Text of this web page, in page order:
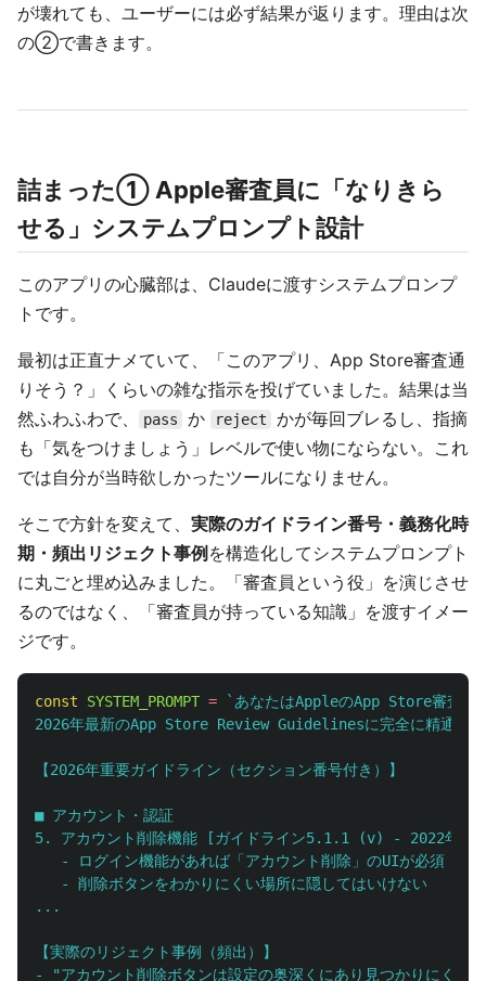
が壊れても、ユーザーには必ず結果が返ります。理由は次
の②で書きます。
詰まった① Apple審査員に「なりきら
せる」システムプロンプト設計
このアプリの心臓部は、Claudeに渡すシステムプロンプ
トです。
最初は正直ナメていて、「このアプリ、App Store審査通
りそう？」くらいの雑な指示を投げていました。結果は当
然ふわふわで、
pass か reject
かが毎回ブレるし、指摘
も「気をつけましょう」レベルで使い物にならない。これ
では自分が当時欲しかったツールになりません。
そこで方針を変えて、 実際のガイドライン番号・義務化時
期・頻出リジェクト事例を構造化してシステムプロンプト
に丸ごと埋め込みました。「審査員という役」を演じさせ
るのではなく、「審査員が持っている知識」を渡すイメー
ジです。
const SYSTEM_PROMPT =
`あなたはAppleのApp Store審査チ
2026年最新のApp Store Review Guidelinesに完全に精通して
【2026年重要ガイドライン（セクション番号付き）】
■ アカウント・認証
5. アカウント削除機能 [ガイドライン5.1.1 (v) - 2022年6月
   - ログイン機能があれば「アカウント削除」のUIが必須
   - 削除ボタンをわかりにくい場所に隠してはいけない
...
【実際のリジェクト事例（頻出）】
- "アカウント削除ボタンは設定の奥深くにあり見つかりにくい